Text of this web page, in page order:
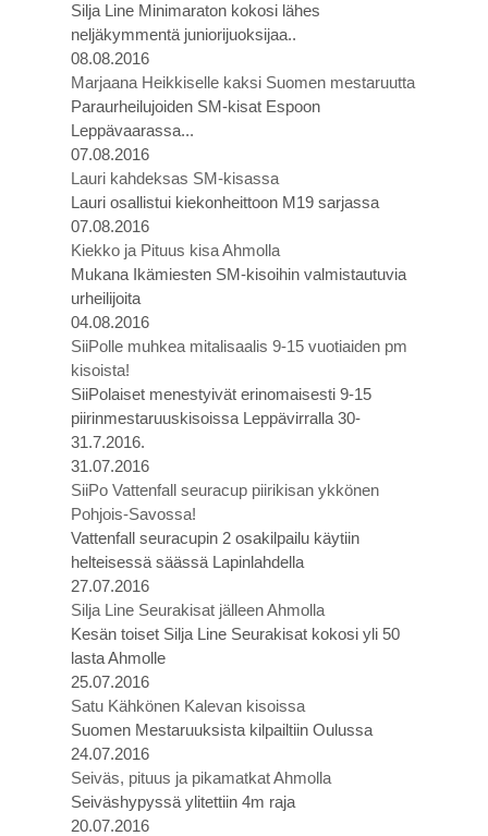
Silja Line Minimaraton kokosi lähes
neljäkymmentä juniorijuoksijaa..
08.08.2016
Marjaana Heikkiselle kaksi Suomen mestaruutta
Paraurheilujoiden SM-kisat Espoon
Leppävaarassa...
07.08.2016
Lauri kahdeksas SM-kisassa
Lauri osallistui kiekonheittoon M19 sarjassa
07.08.2016
Kiekko ja Pituus kisa Ahmolla
Mukana Ikämiesten SM-kisoihin valmistautuvia
urheilijoita
04.08.2016
SiiPolle muhkea mitalisaalis 9-15 vuotiaiden pm
kisoista!
SiiPolaiset menestyivät erinomaisesti 9-15
piirinmestaruuskisoissa Leppävirralla 30-
31.7.2016.
31.07.2016
SiiPo Vattenfall seuracup piirikisan ykkönen
Pohjois-Savossa!
Vattenfall seuracupin 2 osakilpailu käytiin
helteisessä säässä Lapinlahdella
27.07.2016
Silja Line Seurakisat jälleen Ahmolla
Kesän toiset Silja Line Seurakisat kokosi yli 50
lasta Ahmolle
25.07.2016
Satu Kähkönen Kalevan kisoissa
Suomen Mestaruuksista kilpailtiin Oulussa
24.07.2016
Seiväs, pituus ja pikamatkat Ahmolla
Seiväshypyssä ylitettiin 4m raja
20.07.2016